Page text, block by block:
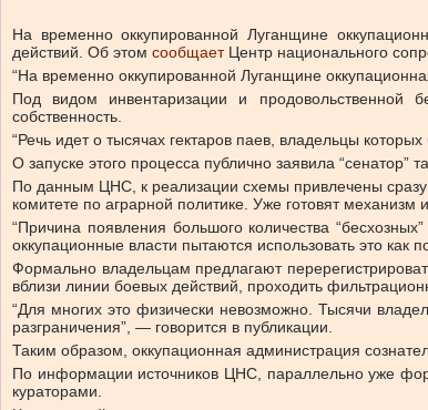
На временно оккупированной Луганщине
действий. Об этом сообщает Центр национального
“На временно оккупированной Луганщине
Под видом инвентаризации и продовольственной
собственность.
“Речь идет о тысячах гектаров паев, владельцы
О запуске этого процесса публично заявила
По данным ЦНС, к реализации схемы привлечены сразу
комитете по аграрной политике. Уже готовят механизм
“Причина появления большого количества
оккупационные власти пытаются использовать это как
Формально владельцам предлагают
вблизи линии боевых действий, проходить
“Для многих это физически невозможно. Тысячи
разграничения”, — говорится в публикации.
Таким образом, оккупационная администрация
По информации источников ЦНС, параллельно уже
кураторами.